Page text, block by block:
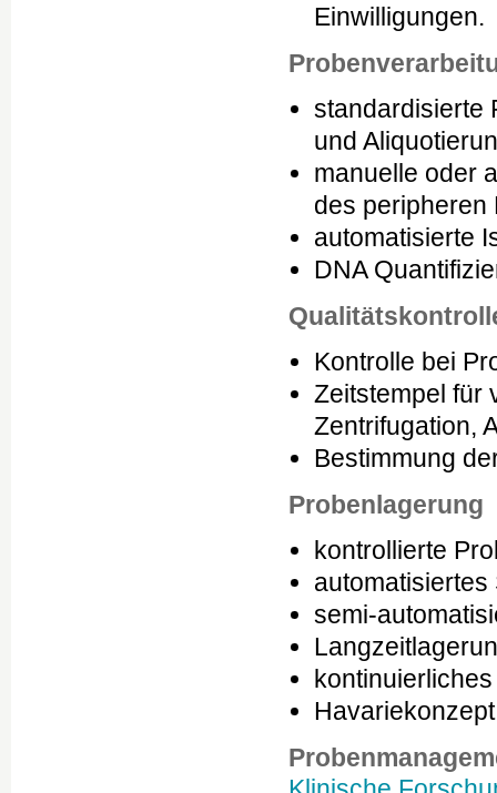
Einwilligungen.
standardisierte
und
manuelle oder
des peripheren
automatisierte
DNA
Kontrolle bei
Zeitstempel für
Zentrifugation,
Bestimmung
Probenlagerung
kontrollierte
semi-